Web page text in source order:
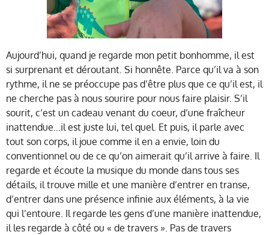
Aujourd’hui, quand je regarde mon petit bonhomme, il est
si surprenant et déroutant. Si honnête. Parce qu’il va à son
rythme, il ne se préoccupe pas d’être plus que ce qu’il est, il
ne cherche pas à nous sourire pour nous faire plaisir. S’il
sourit, c’est un cadeau venant du coeur, d’une fraîcheur
inattendue…il est juste lui, tel quel. Et puis, il parle avec
tout son corps, il joue comme il en a envie, loin du
conventionnel ou de ce qu’on aimerait qu’il arrive à faire. Il
regarde et écoute la musique du monde dans tous ses
détails, il trouve mille et une manière d’entrer en transe,
d’entrer dans une présence infinie aux éléments, à la vie
qui l’entoure. Il regarde les gens d’une manière inattendue,
il les regarde à côté ou « de travers ». Pas de travers